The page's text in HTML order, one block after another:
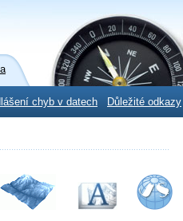
chyb v datech Důležité odkazy